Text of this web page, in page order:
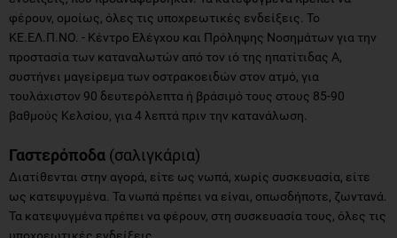
φέρουν, ομοίως, όλες τις υποχρεωτικές ενδείξεις. To
ΚΕ.ΕΛ.Π.ΝΟ. - Κέντρο Ελέγχου και Πρόληψης Νοσημάτων για την
προστασία των καταναλωτών από τον ιό της ηπατίτιδας Α,
συστήνει μαγείρεμα των οστρακοειδών στον ατμό, για
τουλάχιστον 90 δευτερόλεπτα ή βράσιμό τους στους 85-90
βαθμούς Κελσίου, για 4 λεπτά πριν την κατανάλωση.
Γαστερόποδα (σαλιγκάρια)
Διατίθενται στην αγορά, είτε ως νωπά, χωρίς συσκευασία, είτε
ως κατεψυγμένα. Τα νωπά πρέπει να είναι, οπωσδήποτε, ζωντανά.
Τα κατεψυγμένα πρέπει να φέρουν, στη συσκευασία τους, όλες τις
υποχρεωτικές ενδείξεις.